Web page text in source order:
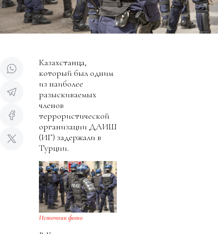
Казахстанца,
который был одним
из наиболее
разыскиваемых
членов
террористической
организации ДАИШ
(ИГ) задержали в
Турции.
Источник фото